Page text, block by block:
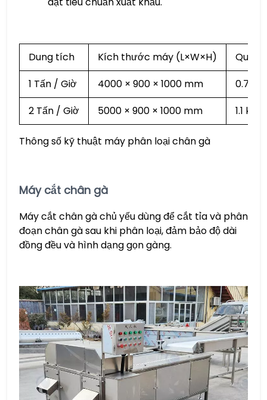
Dung tích Kích thước máy (L×W×H)
1 Tấn / Giờ
4000 × 900 × 1000 mm
0.75
2 Tấn / Giờ
5000 × 900 × 1000 mm 1.1 kW
Thông số kỹ thuật máy phân loại chân gà
Máy cắt chân gà
Máy cắt chân gà chủ yếu dùng để cắt tỉa và phân
đoạn chân gà sau khi phân loại, đảm bảo độ dài
đồng đều và hình dạng gọn gàng.